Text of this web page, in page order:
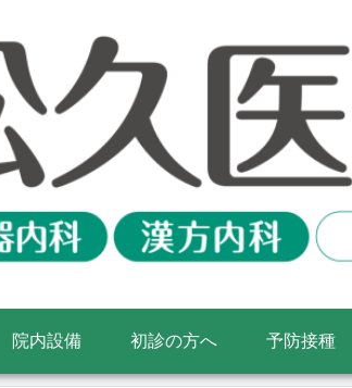
院内設備 初診の方へ 予防接種